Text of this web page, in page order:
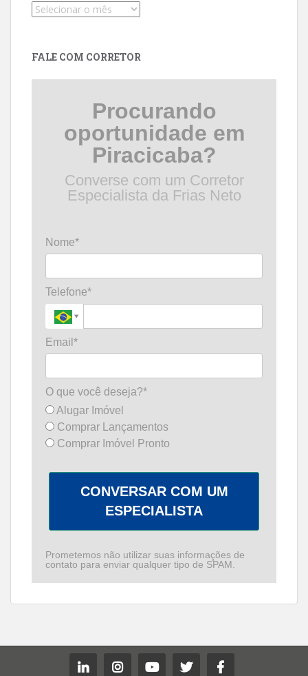
Pesquise
FALE COM CORRETOR
Procurando
oportunidade em
Piracicaba?
Converse com um Corretor
Especialista da Frias Neto
Nome*
Telefone*
Email*
O que você deseja?*
Alugar Imóvel
Comprar Lançamentos
Comprar Imóvel Pronto
CONVERSAR COM UM
ESPECIALISTA
Prometemos não utilizar suas informações de
contato para enviar qualquer tipo de SPAM.